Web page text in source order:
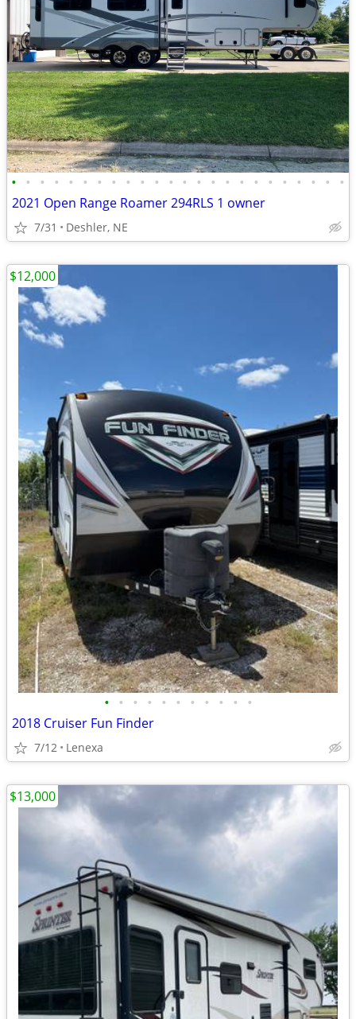
• • • • • • • • • • • • • • • • • • • • • • • •
2021 Open Range Roamer 294RLS 1 owner
7/31 Deshler, NE
• • • • • • • • • • •
2018 Cruiser Fun Finder
7/12 Lenexa
$12,000
$13,000